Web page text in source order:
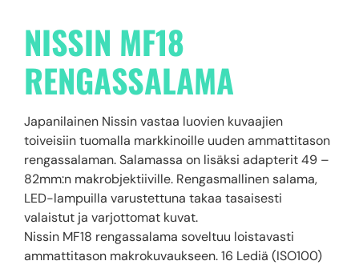
NISSIN MF18
RENGASSALAMA
Japanilainen Nissin vastaa luovien kuvaajien
toiveisiin tuomalla markkinoille uuden ammattitason
rengassalaman. Salamassa on lisäksi adapterit 49 –
82mm:n makrobjektiiville. Rengasmallinen salama,
LED-lampuilla varustettuna takaa tasaisesti
valaistut ja varjottomat kuvat.
Nissin MF18 rengassalama soveltuu loistavasti
ammattitason makrokuvaukseen. 16 Lediä (ISO100)